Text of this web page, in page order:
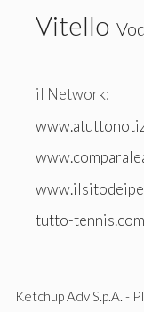
Vitello
il Network:
tutto-
Ketchup Adv S.p.A. -